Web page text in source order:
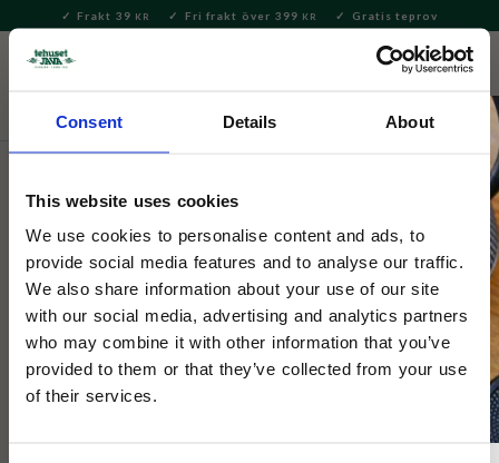
Consent Details About
This website uses cookies
We use cookies to personalise content and ads, to
provide social media features and to analyse our traffic.
We also share information about your use of our site
with our social media, advertising and analytics partners
who may combine it with other information that you’ve
provided to them or that they’ve collected from your use
of their services.
Meny
Frakt 39 KR Fri frakt över 399 KR Gratis teprov
Hem & Inredningsdetaljer
Selected by Tehuset Java
Flytande Marseille Tvål 500ml
Energising Lavender
Flytande Marseilletvål med försiktig doft av lavendel. Berikad
på kokosolja och arganolja. Innehåller naturligt glycerin för att